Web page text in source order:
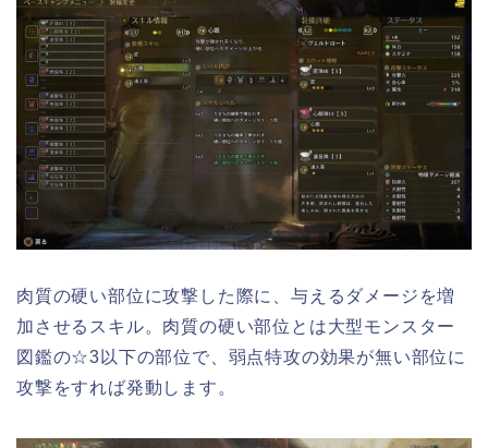
肉質の硬い部位に攻撃した際に、与えるダメージを増
加させるスキル。肉質の硬い部位とは大型モンスター
図鑑の☆3以下の部位で、弱点特攻の効果が無い部位に
攻撃をすれば発動します。